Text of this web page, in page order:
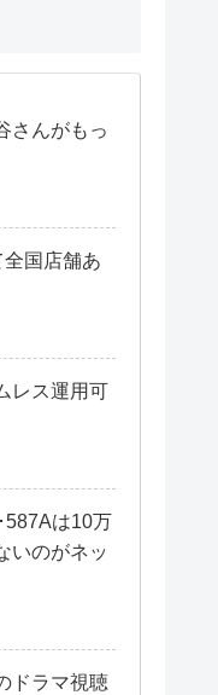
さんがもっ
国店舗あ
レス運用可
587Aは10万
いのがネッ
ドラマ視聴